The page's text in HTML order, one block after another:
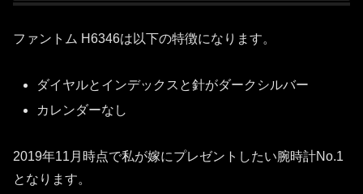
ファントム H6346は以下の特徴になります。
ダイヤルとインデックスと針がダークシルバー
カレンダーなし
2019年11月時点で私が嫁にプレゼントしたい腕時計No.1
となります。